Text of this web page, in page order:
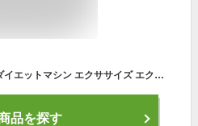
ゆらゆら〜ん[ダイエット器具 ダイエットマシン エクササイズ エクササイズ用品 アクアビクス アクアビクス運動 トレーニング用品 ダイエット 運動器具 健康グッズ 下半身 ウエスト お腹 バランス 姿勢 お風呂場 入浴時 時短エクササイズ]
品を探す